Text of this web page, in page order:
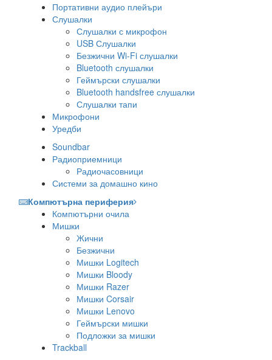
Портативни аудио плейъри
Слушалки
Слушалки с микрофон
USB Слушалки
Безжични Wi-Fi слушалки
Bluetooth слушалки
Геймърски слушалки
Bluetooth handsfree слушалки
Слушалки тапи
Микрофони
Уредби
Soundbar
Радиоприемници
Радиочасовници
Системи за домашно кино
Компютърна периферия
Компютърни очила
Мишки
Жични
Безжични
Мишки Logitech
Мишки Bloody
Мишки Razer
Мишки Corsair
Мишки Lenovo
Геймърски мишки
Подложки за мишки
Trackball